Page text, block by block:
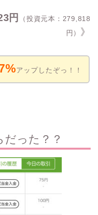
円
（投資元本：279,818
円） 》
アップしたぞっ！！
った？？